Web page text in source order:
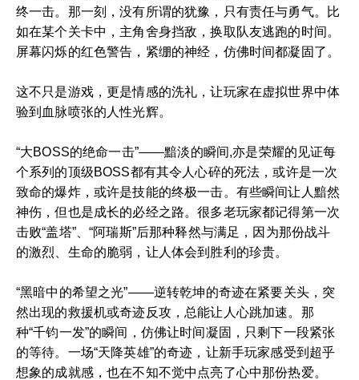
终一击。那一刻，没有所谓的犹豫，只有责任与勇气。比
如在某个关卡中，主角舍身挡敌，换取队友逃跑的时间。
屏幕闪烁的红色警告，紧绷的神经，仿佛时间都凝固了。
这不只是游戏，更是情感的洗礼，让玩家在虚拟世界中体
验到血脉喷张的人性光辉。
“大BOSS的绝命一击”——黯淡的瞬间,亦是荣耀的见证每
个系列的顶级BOSS都有其令人心碎的死法，或许是一次
致命的爆炸，或许是技能的终极一击。有些瞬间让人黯然
神伤，但也是成长的必经之路。很多老玩家都记得第一次
击败“盖塔”、“阿瑞斯”后那种释然与满足，因为那份战斗
的激烈、生命的脆弱，让人体会到胜利的珍贵。
“黑暗中的希望之光”——逆转乾坤的奇迹在紧要关头，突
然出现的救援机或奇迹反攻，总能让人心跳加速。那
种“千钧一发”的瞬间，仿佛让时间凝固，只剩下一段紧张
的等待。一场“天降英雄”的奇迹，让新手玩家感受到超乎
想象的成就感，也在不知不觉中点亮了心中那份热爱。